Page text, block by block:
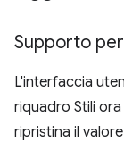
Supporto
L'interfaccia
riquadro Stili ora
ripristina il